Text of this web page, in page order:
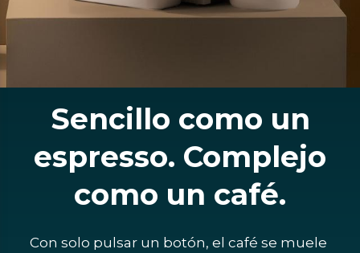
Sencillo como un
espresso. Complejo
como un café.
Con solo pulsar un botón, el café se muele